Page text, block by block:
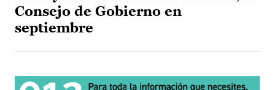
Consejo de Gobierno en
septiembre